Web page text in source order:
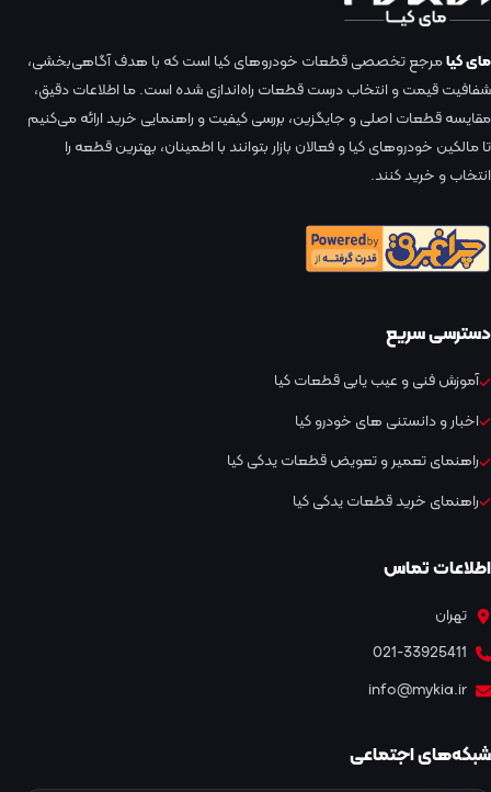
مای کیامرجع تخصصی قطعات خودروهای کیا است که با هدف آگاهی‌بخشی،
شفافیت قیمت و انتخاب درست قطعات راه‌اندازی شده است. ما اطلاعات دقیق،
مقایسه قطعات اصلی و جایگزین، بررسی کیفیت و راهنمایی خرید ارائه می‌کنیم
تا مالکین خودروهای کیا و فعالان بازار بتوانند با اطمینان، بهترین قطعه را
انتخاب و خرید کنند.
دسترسی سریع
آموزش فنی و عیب یابی قطعات کیا
اخبار و دانستنی های خودرو کیا
راهنمای تعمیر و تعویض قطعات یدکی کیا
راهنمای خرید قطعات یدکی کیا
اطلاعات تماس
تهران
021-33925411
info@mykia.ir
شبکه‌های اجتماعی